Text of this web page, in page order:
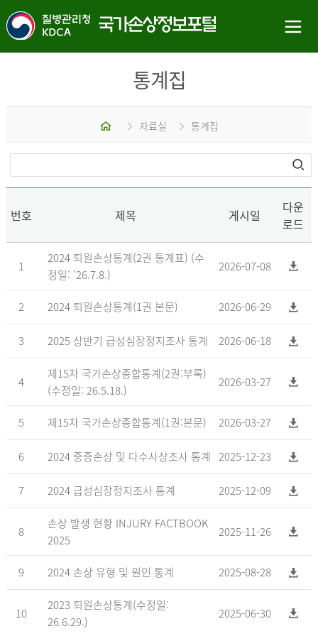
통계집
홈 자료실 통계집
번호 제목 게시일
다운
로드
1
2024 퇴원손상통계(2권 통계표) (수
정일: '26.7.8.)
2026-07-08
2 2024 퇴원손상통계(1권 본문) 2026-06-29
3 2025 상반기 급성심장정지조사 통계 2026-06-18
4
제15차 국가손상종합통계(2권:부록)
(수정일: 26.5.18.)
2026-03-27
5 제15차 국가손상종합통계(1권:본문) 2026-03-27
6 2024 중증손상 및 다수사상조사 통계 2025-12-23
7 2024 급성심장정지조사 통계 2025-12-09
8
손상 발생 현황 INJURY FACTBOOK
2025
2025-11-26
9 2024 손상 유형 및 원인 통계 2025-08-28
10
2023 퇴원손상통계(수정일:
26.6.29.)
2025-06-30